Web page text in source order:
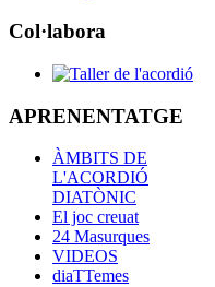
Col·labora
APRENENTATGE
ÀMBITS DE
L'ACORDIÓ
DIATÒNIC
El joc creuat
24 Masurques
VIDEOS
diaTTemes